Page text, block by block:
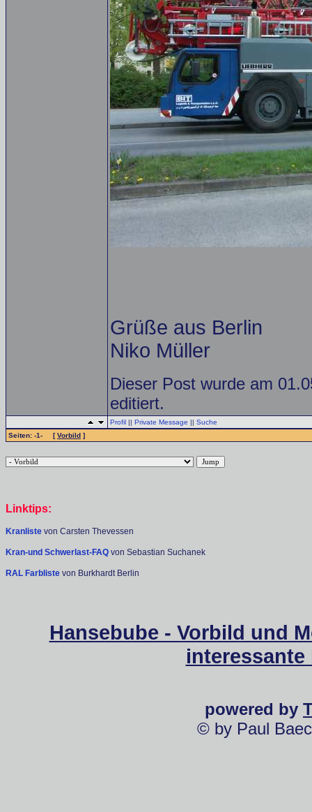
Grüße aus Berlin
Niko Müller
Dieser Post wurde am
editiert.
Profil || Private Message || Suche
Seiten: -1- [Vorbild ]
Linktips:
Kranliste von Carsten Thevessen
Kran-und Schwerlast-FAQ von Sebastian Suchanek
RAL Farbliste von Burkhardt Berlin
Hansebube - Vorbild und
powered by
© by Paul